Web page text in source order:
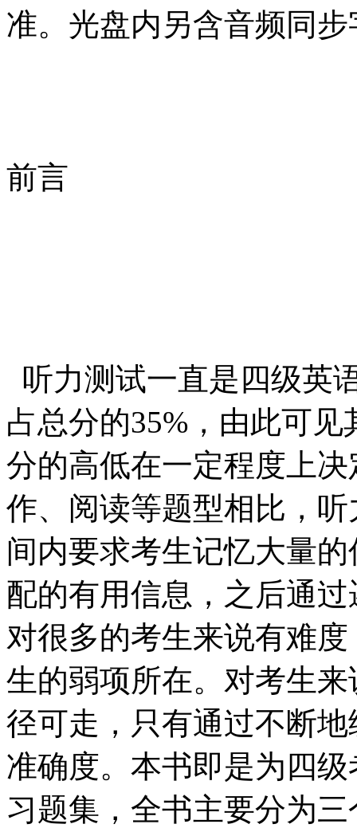
准。光盘内另含音频同
前言
听力测试一直是四级英
占总分的35%，由此可
分的高低在一定程度上
作、阅读等题型相比，
间内要求考生记忆大量
配的有用信息，之后通
对很多的考生来说有难
生的弱项所在。对考生
径可走，只有通过不断
准确度。本书即是为四
习题集，全书主要分为